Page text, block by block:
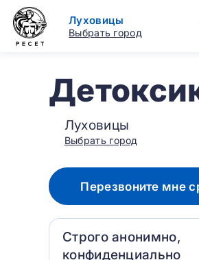
Луховицы
Выбрать город
Луховицы
Выбрать город
Перезвоните мне
Строго анонимно,
конфиденциально